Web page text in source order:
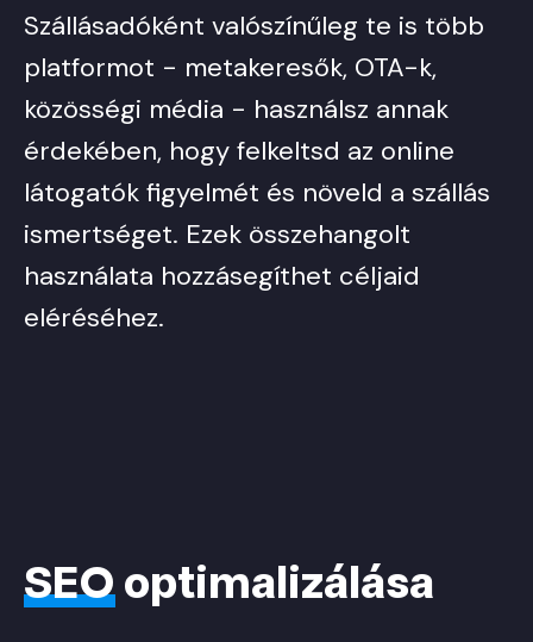
Szállásadóként valószínűleg te is több
platformot - metakeresők, OTA-k,
közösségi média - használsz annak
érdekében, hogy felkeltsd az online
látogatók figyelmét és növeld a szállás
ismertséget. Ezek összehangolt
használata hozzásegíthet céljaid
eléréséhez.
SEOoptimalizálása